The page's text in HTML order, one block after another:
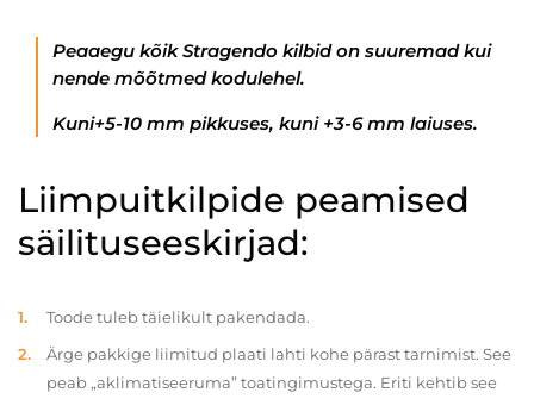
Peaaegu kõik Stragendo kilbid on suuremad kui
nende mõõtmed kodulehel.
Kuni+5-10 mm pikkuses, kuni +3-6 mm laiuses.
Liimpuitkilpide peamised
säilituseeskirjad:
Toode tuleb täielikult pakendada.
Ärge pakkige liimitud plaati lahti kohe pärast tarnimist. See
peab „aklimatiseeruma” toatingimustega. Eriti kehtib see